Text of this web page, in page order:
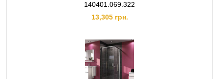
140401.069.322
13,305 грн.